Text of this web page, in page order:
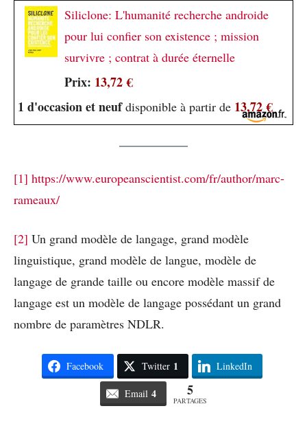
Siliclone: L'humanité recherche androide
pour lui confier son existence ; mission
survivre ; contrat à durée éternelle
Prix: 13,72 €
1 d'occasion et neufdisponible à partir de 13,72 €
[1] https://www.europeanscientist.com/fr/author/marc-
rameaux/
[2] Un grand modèle de langage, grand modèle
linguistique, grand modèle de langue, modèle de
langage de grande taille ou encore modèle massif de
langage est un modèle de langage possédant un grand
nombre de paramètres NDLR.
Facebook Twitter 1 LinkedIn
Email 4 5
PARTAGES